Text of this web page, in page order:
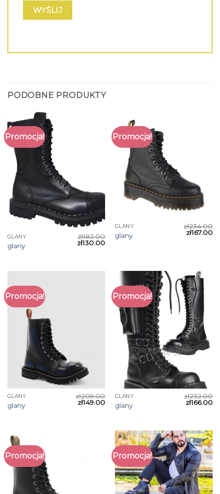
PODOBNE PRODUKTY
Promocja!
GLANY
glany
zł182.00
zł130.00
Promocja!
GLANY
glany
zł234.00
zł167.00
Promocja!
GLANY
glany
zł209.00
zł149.00
Promocja!
GLANY
glany
zł232.00
zł166.00
Promocja! Promocja!